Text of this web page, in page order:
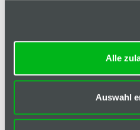
Alle
Auswahl